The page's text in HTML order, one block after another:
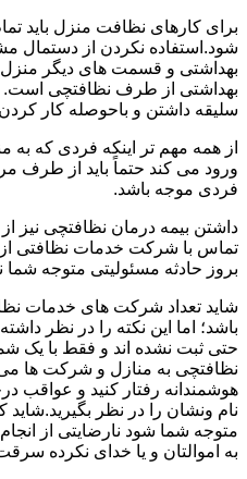
برای کارهای نظافت منزل باید
شود.استفاده نکردن از دستمال
بهداشتی و قسمت های دیگر منزل
بهداشتی از طرف نظافتچی است.
سلیقه داشتن و باحوصله کار
از همه مهم تر اینکه فردی که
ورود می کند حتماً باید از طرف
فردی موجه باشد.
داشتن بیمه درمان نظافتچی نیز
تماس با شرکت خدمات نظافتی
بروز حادثه مسئولیتی متوجه شما
شاید تعداد شرکت های خدمات
باشد؛ اما این نکته را در نظر
حتی ثبت نشده اند و فقط با یک
نظافتچی به منازل و شرکت ها می
هوشمندانه رفتار کنید و عواقب
نام ونشان را در نظر بگیرید.شاید
متوجه شما شود نارضایتی از
به اموالتان و یا خدای نکرده